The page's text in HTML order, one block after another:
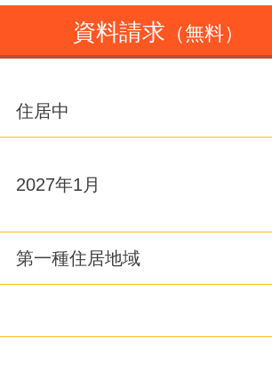
資料請求 （無料）
住居中
2027年1月
第一種住居地域